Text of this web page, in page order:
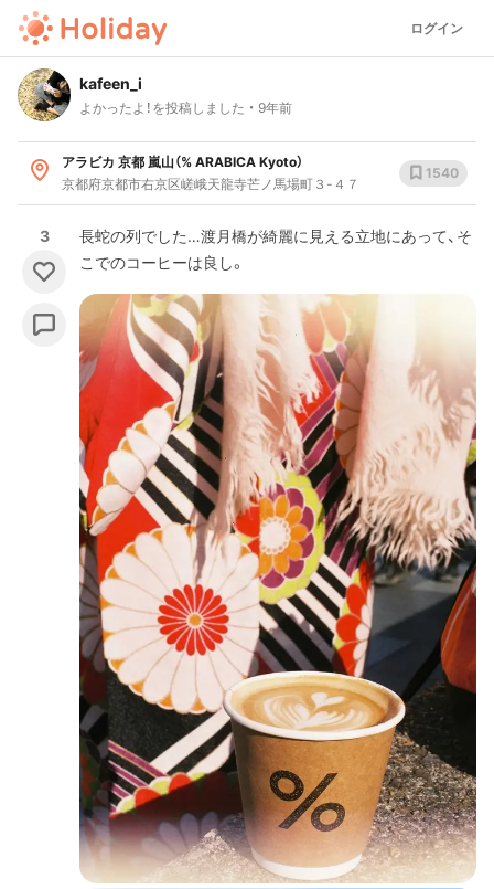
ログイン
kafeen_i
よかったよ！を投稿しました 9年前
アラビカ 京都 嵐山（% ARABICA Kyoto）
京都府京都市右京区嵯峨天龍寺芒ノ馬場町３-４７
1540
3
長蛇の列でした…渡月橋が綺麗に見える立地にあって、そ
こでのコーヒーは良し。